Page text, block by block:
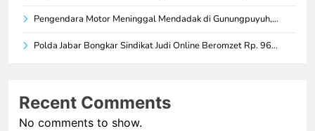
Pengendara Motor Meninggal Mendadak di Gunungpuyuh,…
Polda Jabar Bongkar Sindikat Judi Online Beromzet Rp. 96…
Recent Comments
No comments to show.